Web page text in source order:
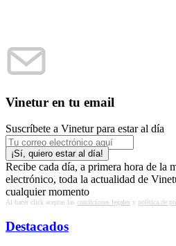
Vinetur en tu email
Suscríbete a Vinetur para estar al día
Recibe cada día, a primera hora de la
electrónico, toda la actualidad de
cualquier momento
Al hacer click aceptas las condiciones legales y política de
Destacados